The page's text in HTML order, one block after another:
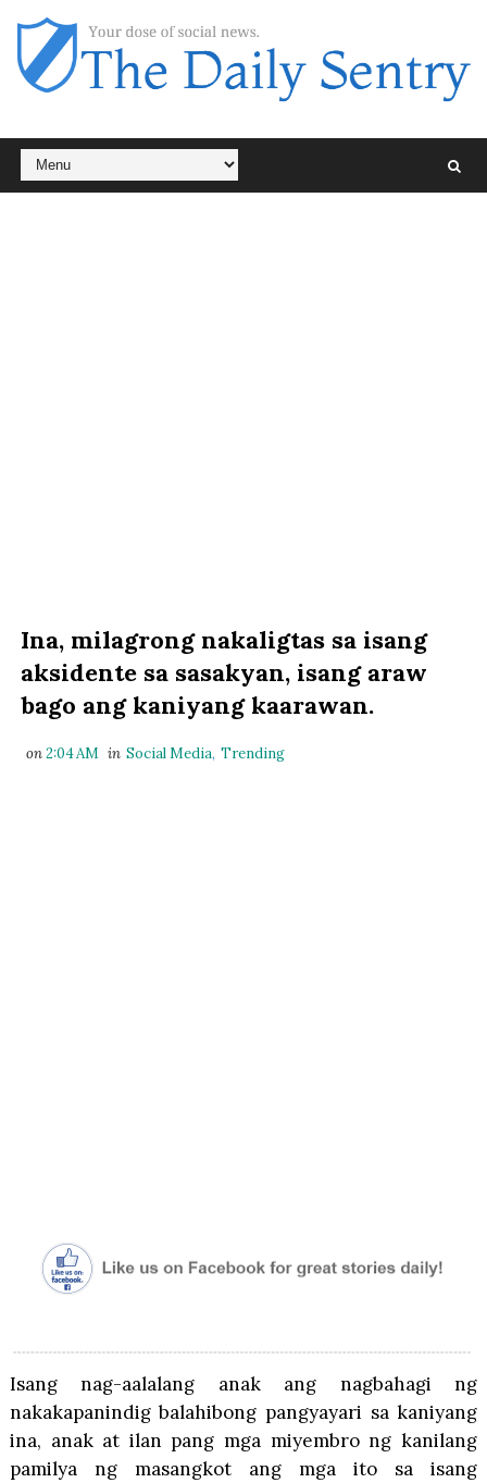
Ina, milagrong nakaligtas sa isang
aksidente sa sasakyan, isang araw
bago ang kaniyang kaarawan.
on2:04 AM in Social Media, Trending
Isang nag-aalalang anak ang nagbahagi ng
nakakapanindig balahibong pangyayari sa kaniyang
ina, anak at ilan pang mga miyembro ng kanilang
pamilya ng masangkot ang mga ito sa isang